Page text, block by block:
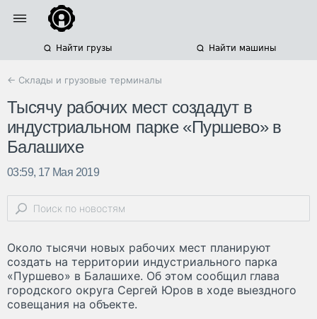
Найти грузы Найти машины
← Склады и грузовые терминалы
Тысячу рабочих мест создадут в
индустриальном парке «Пуршево» в
Балашихе
03:59, 17 Мая 2019
Около тысячи новых рабочих мест планируют
создать на территории индустриального парка
«Пуршево» в Балашихе. Об этом сообщил глава
городского округа Сергей Юров в ходе выездного
совещания на объекте.